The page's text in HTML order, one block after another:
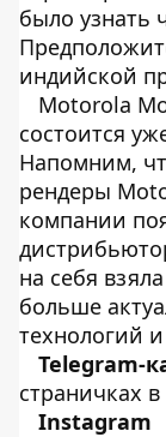
было узнать
индийской
Motorola
состоится
Напомним,
рендеры
компании
на себя
больше
технологий
Telegram-
страничках в
Instagram